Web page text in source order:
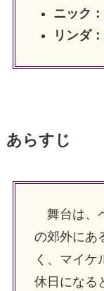
ニック：
リンダ：
あらすじ
舞台は、
の郊外にあ
く、マイケ
休日になる